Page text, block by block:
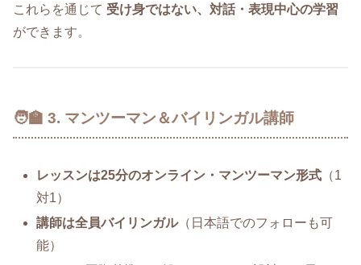
これらを通じて 受け身ではない、対話・表現中心の学習
ができます。
🧑‍🏫 3. マンツーマン＆バイリンガル講師
レッスンは25分のオンライン・マンツーマン形式 （1
対1）
講師は全員バイリンガル（日本語でのフォローも可
能）